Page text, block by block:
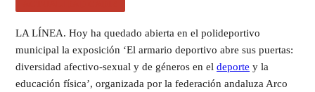
LA LÍNEA. Hoy ha quedado abierta en el polideportivo
municipal la exposición ‘El armario deportivo abre sus puertas:
diversidad afectivo-sexual y de géneros en el deporte y la
educación física’, organizada por la federación andaluza Arco